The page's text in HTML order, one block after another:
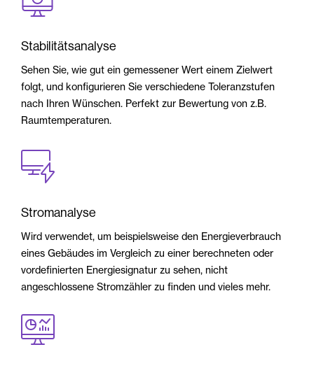
Stabilitätsanalyse
Sehen Sie, wie gut ein gemessener Wert einem Zielwert
folgt, und konfigurieren Sie verschiedene Toleranzstufen
nach Ihren Wünschen. Perfekt zur Bewertung von z.B.
Raumtemperaturen.
Stromanalyse
Wird verwendet, um beispielsweise den Energieverbrauch
eines Gebäudes im Vergleich zu einer berechneten oder
vordefinierten Energiesignatur zu sehen, nicht
angeschlossene Stromzähler zu finden und vieles mehr.